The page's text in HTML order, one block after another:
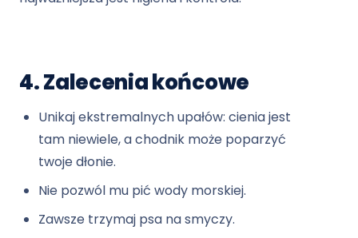
4. Zalecenia końcowe
Unikaj ekstremalnych upałów: cienia jest
tam niewiele, a chodnik może poparzyć
twoje dłonie.
Nie pozwól mu pić wody morskiej.
Zawsze trzymaj psa na smyczy.